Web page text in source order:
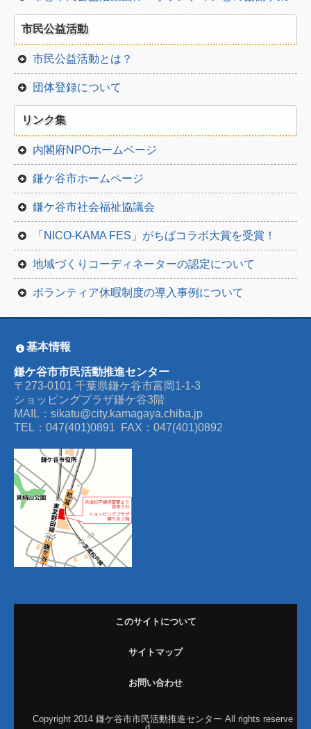
市民公益活動
市民公益活動とは？
団体登録について
リンク集
内閣府NPOホームページ
鎌ケ谷市ホームページ
鎌ケ谷市社会福祉協議会
「NICO-KAMA FES」がちばコラボ大賞を受賞！
地域づくりコーディネーターの認定について
ボランティア休暇制度の導入事例について
基本情報
鎌ケ谷市市民活動推進センター
〒273-0101 千葉県鎌ケ谷市富岡1-1-3
ショッピングプラザ鎌ケ谷3階
MAIL：sikatu@city.kamagaya.chiba.jp
TEL：047(401)0891 FAX：047(401)0892
このサイトについて
サイトマップ
お問い合わせ
Copyright 2014 鎌ケ谷市市民活動推進センター All rights reserve